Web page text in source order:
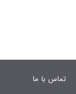
تماس با ما